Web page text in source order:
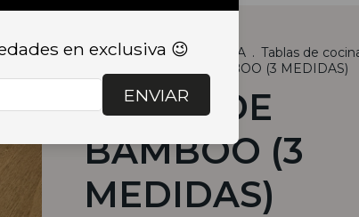
Inicio . BAZAR . COCINA . Tablas de
TABLA DE BAMBOO (3 MEDIDAS)
TABLA DE
BAMBOO (3
MEDIDAS)
en exclusiva 😉
ENVIAR